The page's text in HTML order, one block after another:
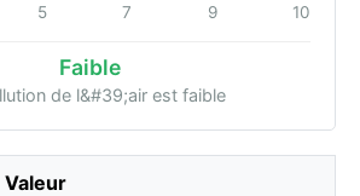
5 7 9 10
Faible
de l&#39;air est faible
Valeur